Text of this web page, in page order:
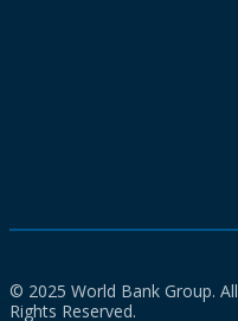
© 2025 World Bank Group. All
Rights Reserved.